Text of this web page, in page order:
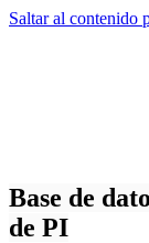
Saltar al contenido
Base de
de PI